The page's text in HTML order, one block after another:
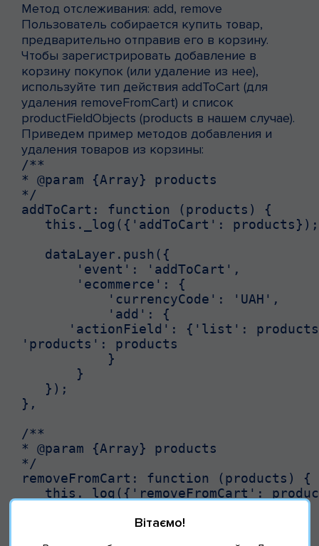
Метод отслеживания: add, remove
Пользователь собирается купить товар,
предварительно отправив его в корзину.
Чтобы зарегистрировать добавление в
корзину покупок (или удаление из нее),
используйте тип действия addToCart (для
удаления removeFromCart) и список
productFieldObjects (products в нашем случае).
Приведем пример методов добавления и
удаления товаров из корзины:
/**
* @param {Array} products
*/
addToCart: function (products) {
   this._log({'addToCart': products});
   dataLayer.push({
       'event': 'addToCart',
       'ecommerce': {
           'currencyCode': 'UAH',
           'add': {
'actionField': {'list':
'products': products
           }
       }
   });
},
/**
* @param {Array} products
*/
removeFromCart: function (products) {
this._log({'removeFromCart':
   dataLayer.push({
Вітаємо!